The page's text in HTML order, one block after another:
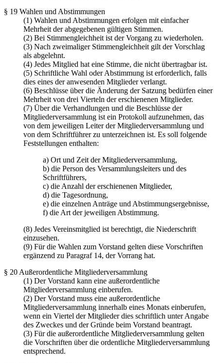
§ 19 Wahlen und Abstimmungen
(1) Wahlen und Abstimmungen erfolgen mit einfacher
Mehrheit der abgegebenen gültigen Stimmen.
(2) Bei Stimmengleichheit ist der Vorgang zu wiederholen.
(3) Nach zweimaliger Stimmengleichheit gilt der Vorschlag
als abgelehnt.
(4) Jedes Mitglied hat eine Stimme, die nicht übertragbar ist.
(5) Schriftliche Wahl oder Abstimmung ist erforderlich, falls
dies eines der anwesenden Mitglieder verlangt.
(6) Beschlüsse über die Änderung der Satzung bedürfen einer
Mehrheit von drei Vierteln der erschienenen Mitglieder.
(7) Über die Verhandlungen und die Beschlüsse der
Mitgliederversammlung ist ein Protokoll aufzunehmen, das
von dem jeweiligen Leiter der Mitgliederversammlung und
von dem Schriftführer zu unterzeichnen ist. Es soll folgende
Feststellungen enthalten:
a) Ort und Zeit der Mitgliederversammlung,
b) die Person des Versammlungsleiters und des
Schriftführers,
c) die Anzahl der erschienenen Mitglieder,
d) die Tagesordnung,
e) die einzelnen Anträge und Abstimmungsergebnisse,
f) die Art der jeweiligen Abstimmung.
(8) Jedes Vereinsmitglied ist berechtigt, die Niederschrift
einzusehen.
(9) Für die Wahlen zum Vorstand gelten diese Vorschriften
ergänzend zu Paragraf 14, der Vorrang hat.
§ 20 Außerordentliche Mitgliederversammlung
(1) Der Vorstand kann eine außerordentliche
Mitgliederversammlung einberufen.
(2) Der Vorstand muss eine außerordentliche
Mitgliederversammlung innerhalb eines Monats einberufen,
wenn ein Viertel der Mitglieder dies schriftlich unter Angabe
des Zweckes und der Gründe beim Vorstand beantragt.
(3) Für die außerordentliche Mitgliederversammlung gelten
die Vorschriften über die ordentliche Mitgliederversammlung
entsprechend.